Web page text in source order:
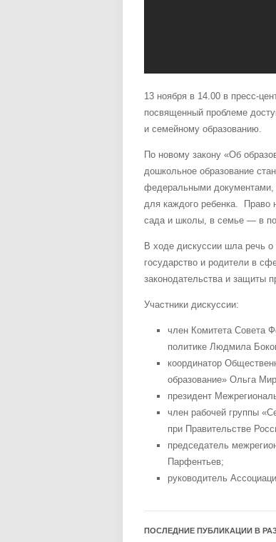
13 ноября в 14.00 в пресс-
посвященный проблеме
и семейному образованию.
По новому закону «Об
дошкольное образование
федеральными документами,
для каждого ребенка. Право
сада и школы, в семье — в
В ходе дискуссии шла речь
государство и родители в
законодательства и защиты
Участники дискуссии:
член Комитета Совета
политике Людмила
координатор
образование» Ольга
президент
член рабочей группы
при Правительстве
председатель
Парфентьев;
руководитель
ПОСЛЕДНИЕ ПУБЛИКАЦИИ В